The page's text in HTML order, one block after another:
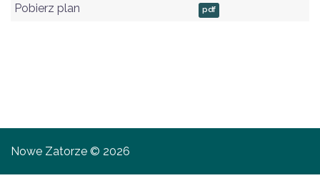
Pobierz plan
pdf
Nowe Zatorze © 2026